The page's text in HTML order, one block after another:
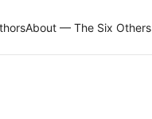
About — The Six Others